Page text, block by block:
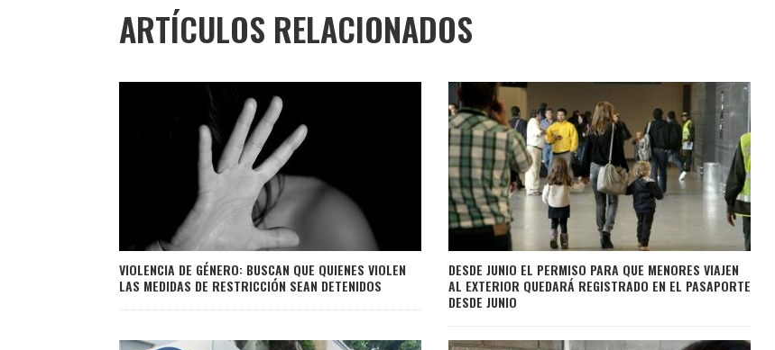
ARTÍCULOS RELACIONADOS
VIOLENCIA DE GÉNERO: BUSCAN QUE QUIENES VIOLEN
LAS MEDIDAS DE RESTRICCIÓN SEAN DETENIDOS
DESDE JUNIO EL PERMISO PARA QUE MENORES VIAJEN
AL EXTERIOR QUEDARÁ REGISTRADO EN EL PASAPORTE
DESDE JUNIO